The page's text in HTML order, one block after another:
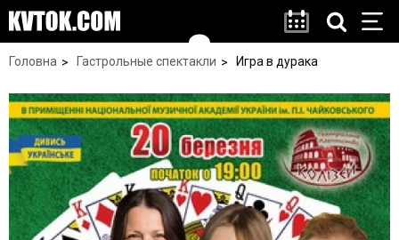
Головна Гастрольные спектакли Игра в дурака